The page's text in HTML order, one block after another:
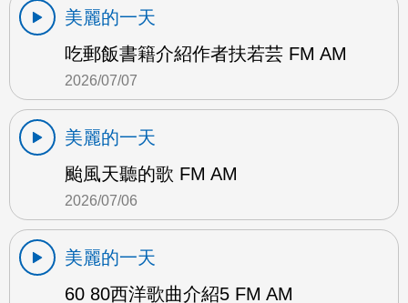
美麗的一天
吃郵飯書籍介紹作者扶若芸 FM AM
2026/07/07
美麗的一天
颱風天聽的歌 FM AM
2026/07/06
美麗的一天
60 80西洋歌曲介紹5 FM AM